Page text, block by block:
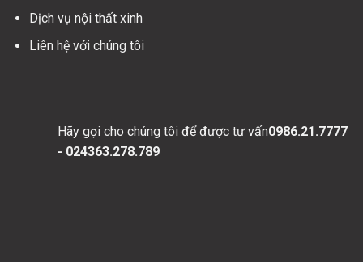
Dịch vụ nội thất xinh
Liên hệ với chúng tôi
Hãy gọi cho chúng tôi để được tư vấn0986.21.7777
- 024363.278.789